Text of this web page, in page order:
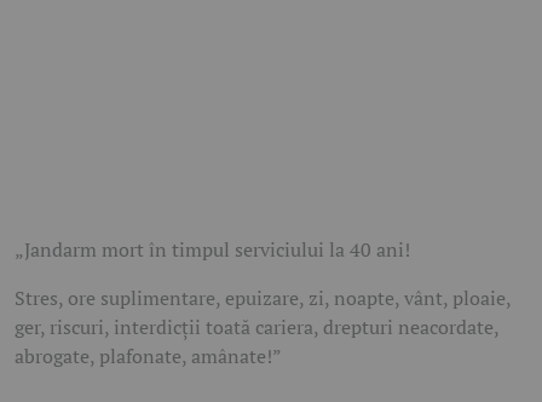
„Jandarm mort în timpul serviciului la 40 ani!
Stres, ore suplimentare, epuizare, zi, noapte, vânt, ploaie,
ger, riscuri, interdicții toată cariera, drepturi neacordate,
abrogate, plafonate, amânate!”